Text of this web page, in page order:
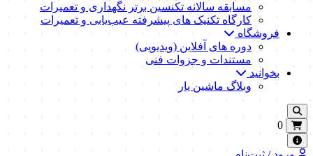
مسابقه سالانه تکنسین برتر نگهداری و تعمیرات
کارگاه تکنیک‌ های پیشرفته عیب‌یابی و تعمیرات
فروشگاه
دوره های آفلاین (ویدیویی)
مستندات و جزوات فنی
بخوانید
وبلاگ ماشین یار
0